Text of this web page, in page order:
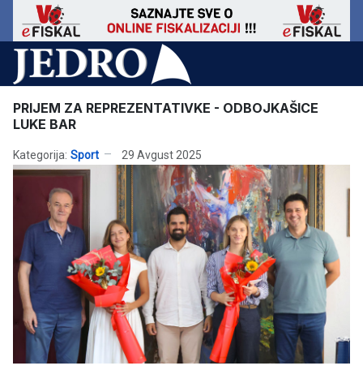
PRIJEM ZA REPREZENTATIVKE - ODBOJKAŠICE
LUKE BAR
Kategorija: Sport 29 Avgust 2025